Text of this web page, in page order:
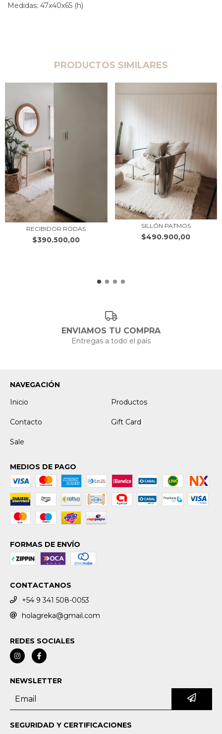
Medidas: 47x40x65 (h)
PRODUCTOS SIMILARES
RECIBIDOR RODAS
$390.500,00
SILLÓN PATMOS
$490.900,00
ENVIAMOS TU COMPRA
Entregas a todo el país
NAVEGACIÓN
Inicio
Productos
Contacto Gift Card
Sale
MEDIOS DE PAGO
FORMAS DE ENVÍO
CONTACTANOS
+54 9 341 508-0053
holagreka@gmail.com
REDES SOCIALES
NEWSLETTER
SEGURIDAD Y CERTIFICACIONES